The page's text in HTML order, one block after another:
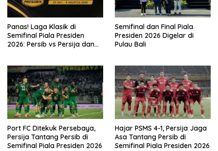
Panas! Laga Klasik di
Semifinal Piala Presiden
2026: Persib vs Persija dan
Semifinal dan Final Piala
Presiden 2026 Digelar di
Pulau Bali
Port FC Ditekuk Persebaya,
Persija Tantang Persib di
Semifinal Piala Presiden 2026
Hajar PSMS 4-1, Persija Jaga
Asa Tantang Persib di
Semifinal Piala Presiden 2026